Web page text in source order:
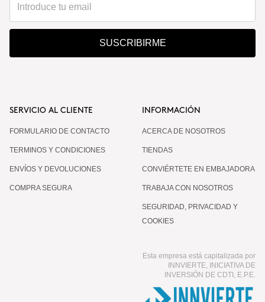
SUSCRIBIRME
SERVICIO AL CLIENTE
FORMULARIO DE CONTACTO
TERMINOS Y CONDICIONES
ENVÍOS Y DEVOLUCIONES
COMPRA SEGURA
INFORMACIÓN
ACERCA DE NOSOTROS
TIENDAS
CONVIÉRTETE EN EMBAJADORA
TRABAJA CON NOSOTROS
SEGURIDAD, PRIVACIDAD Y
COOKIES
Esta empresa está capitalizada por
INNVIERTE, INICIATIVA DE
INVERSIÓN DE CDTI, E.P.E.